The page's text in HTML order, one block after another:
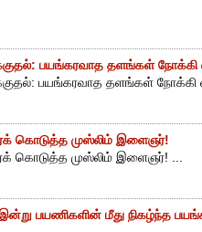
பயங்கரவாத தளங்கள் நோக்கி
பயங்கரவாத தளங்கள் நோக்கி
கொடுத்த முஸ்லிம் இளைஞர்!
கொடுத்த முஸ்லிம் இளைஞர்! ...
பயணிகளின் மீது நிகழ்ந்த